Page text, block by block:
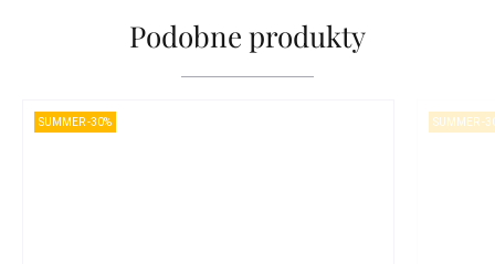
Podobne produkty
SUMMER -30% SUMMER -